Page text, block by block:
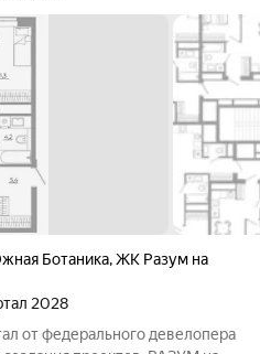
Ботаника,ЖК Разум на
2028